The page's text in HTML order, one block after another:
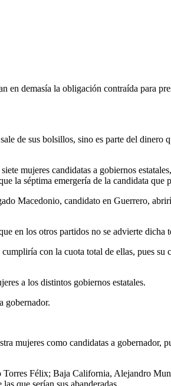
demasía la obligación contraída para
de sus bolsillos, sino es parte del dinero
mujeres candidatas a gobiernos
la séptima emergería de la candidata que
Macedonio, candidato en Guerrero,
en los otros partidos no se advierte dicha
con la cuota total de ellas, pues su
a los distintos gobiernos estatales.
gobernador.
mujeres como candidatas a gobernador,
Félix; Baja California, Alejandro
que serían sus abanderadas.